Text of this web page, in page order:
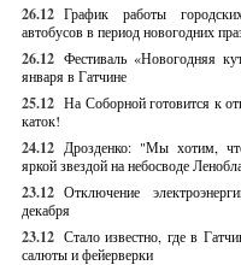
26.12 График работы
автобусов в период новогодних
26.12 Фестиваль «Новогодняя
января в Гатчине
25.12 На Соборной готовится к
каток!
24.12 Дрозденко: "Мы хотим,
яркой звездой на небосводе
23.12 Отключение
декабря
23.12 Стало известно, где в
салюты и фейерверки